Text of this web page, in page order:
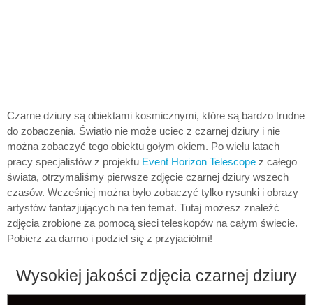
Czarne dziury są obiektami kosmicznymi, które są bardzo trudne
do zobaczenia. Światło nie może uciec z czarnej dziury i nie
można zobaczyć tego obiektu gołym okiem. Po wielu latach
pracy specjalistów z projektu Event Horizon Telescope z całego
świata, otrzymaliśmy pierwsze zdjęcie czarnej dziury wszech
czasów. Wcześniej można było zobaczyć tylko rysunki i obrazy
artystów fantazjujących na ten temat. Tutaj możesz znaleźć
zdjęcia zrobione za pomocą sieci teleskopów na całym świecie.
Pobierz za darmo i podziel się z przyjaciółmi!
Wysokiej jakości zdjęcia czarnej dziury